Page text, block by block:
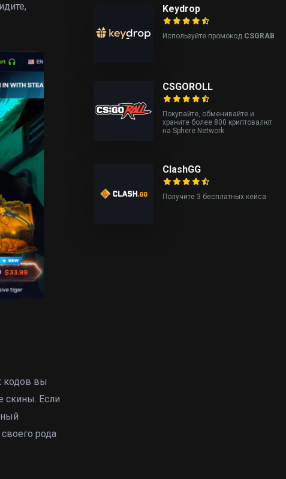
кодов вы
скины. Если
рода
Keydrop
Используйте промокод CSGRAB
CSGOROLL
Покупайте, обменивайте и
храните более 800 криптовалют
на Sphere Network
ClashGG
Получите 3 бесплатных кейса